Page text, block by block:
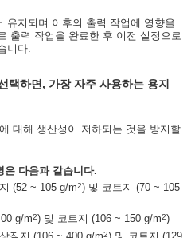
유지되며 이후의 출력 작업에 영향을
출력 작업을 완료한 후 이전 설정으로
니다.
택하면, 가장 자주 사용하는 용지
대해 생산성이 저하되는 것을 방지할
은 다음과 같습니다.
(52 ~ 105 g/m2) 및 코트지 (70 ~ 105
g/m2) 및 코트지 (106 ~ 150 g/m2)
2